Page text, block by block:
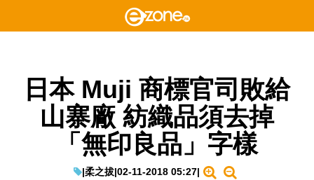
日本 Muji 商標官司敗給
山寨廠 紡織品須去掉
「無印良品」字樣
|柔之拔|02-11-2018 05:27|